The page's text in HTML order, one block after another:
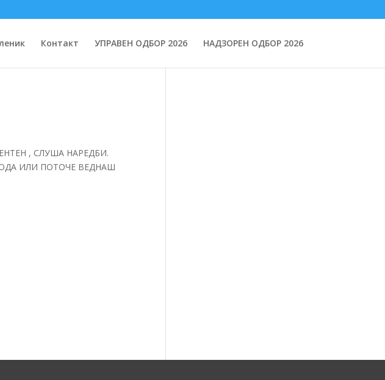
Контакт УПРАВЕН ОДБОР 2026 НАДЗОРЕН ОДБОР 2026
, СЛУША НАРЕДБИ.
ИЛИ ПОТОЧЕ ВЕДНАШ